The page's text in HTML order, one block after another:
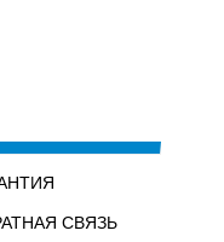
СВЯЗЬ